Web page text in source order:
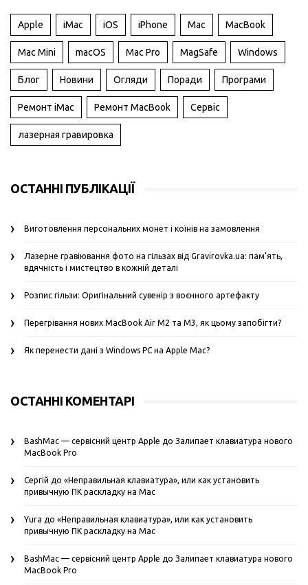
Apple iMac iOS iPhone Mac MacBook
Mac Mini macOS Mac Pro MagSafe Windows
Блог Новини Огляди Поради Програми
Ремонт iMac Ремонт MacBook Сервіс
лазерная гравировка
ОСТАННІ ПУБЛІКАЦІЇ
Виготовлення персональних монет і коїнів на замовлення
Лазерне гравіювання фото на гільзах від Gravirovka.ua: пам’ять,
вдячність і мистецтво в кожній деталі
Розпис гільзи: Оригінальний сувенір з воєнного артефакту
Перегрівання нових MacBook Air M2 та M3, як цьому запобігти?
Як перенести дані з Windows PC на Apple Mac?
ОСТАННІ КОМЕНТАРІ
BashMac — сервісний центр Apple до Залипает клавиатура нового
MacBook Pro
Сергій до «Неправильная клавиатура», или как установить
привычную ПК раскладку на Mac
Yura до «Неправильная клавиатура», или как установить
привычную ПК раскладку на Mac
BashMac — сервісний центр Apple до Залипает клавиатура нового
MacBook Pro